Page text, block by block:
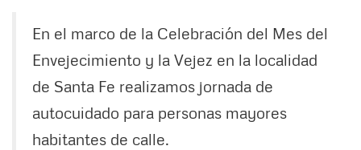
En el marco de la Celebración del Mes del
Envejecimiento y la Vejez en la localidad
de Santa Fe realizamos jornada de
autocuidado para personas mayores
habitantes de calle.